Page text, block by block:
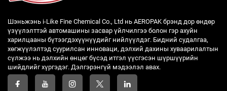
Шэньжэнь i-Like Fine Chemical Co., Ltd нь AEROPAK брэнд дор өндөр
үзүүлэлттэй автомашины засвар үйлчилгээ болон гэр ахуйн
харилцааны бүтээгдэхүүнүүдийг нийлүүлдэг. Бидний судалгаа,
хөгжүүлэлтэд суурилсан инноваци, дэлхий дахины хуваарилалтын
сүлжээ нь дэлхийн өнцөг бүсэд итгэл үүсгэсэн шүршүүрийн
шийдлийг хүргэдэг. Дэлгэрэнгүй мэдээлэл авах.